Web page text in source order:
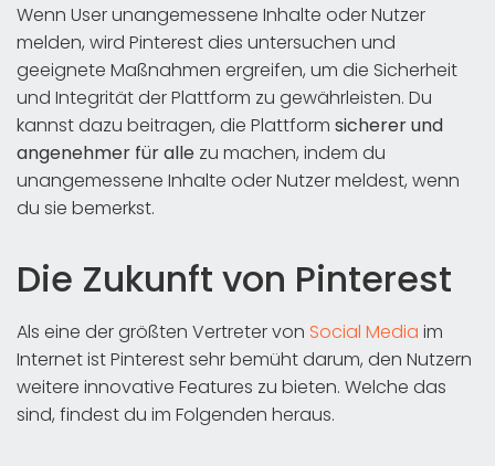
Wenn User unangemessene Inhalte oder Nutzer
melden, wird Pinterest dies untersuchen und
geeignete Maßnahmen ergreifen, um die Sicherheit
und Integrität der Plattform zu gewährleisten. Du
kannst dazu beitragen, die Plattform sicherer und
angenehmer für alle zu machen, indem du
unangemessene Inhalte oder Nutzer meldest, wenn
du sie bemerkst.
Die Zukunft von Pinterest
Als eine der größten Vertreter von Social Media im
Internet ist Pinterest sehr bemüht darum, den Nutzern
weitere innovative Features zu bieten. Welche das
sind, findest du im Folgenden heraus.